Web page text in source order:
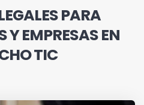
PARA
Y EMPRESAS EN
TIC